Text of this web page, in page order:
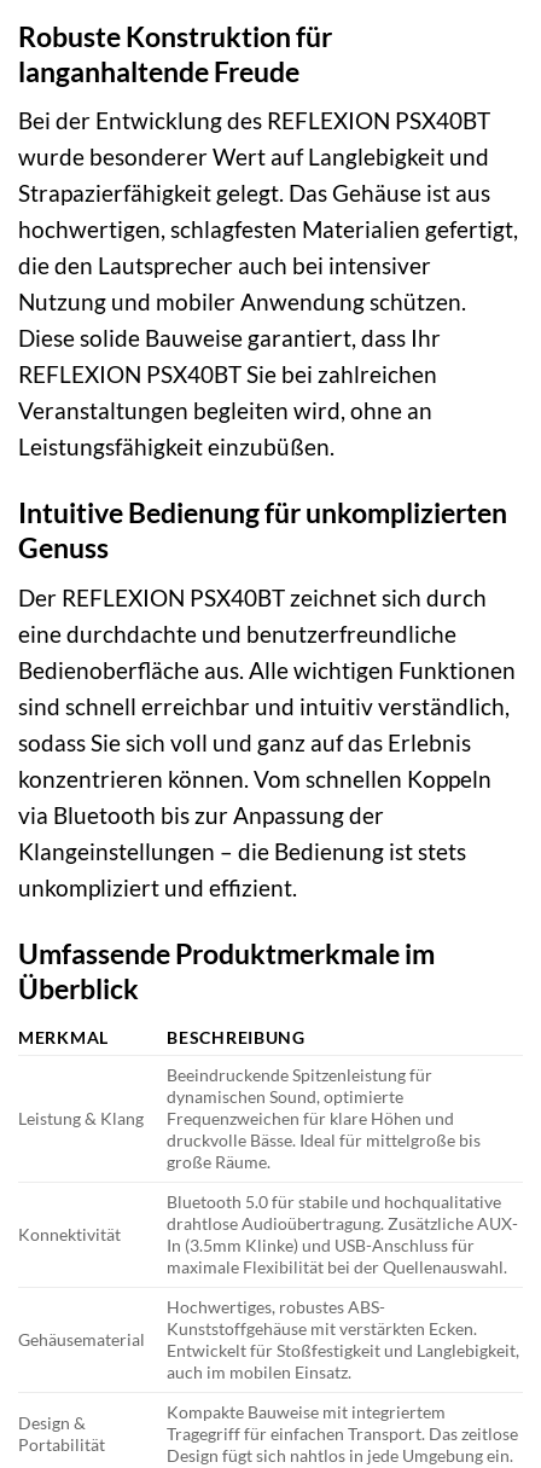
Robuste Konstruktion für
langanhaltende Freude
Bei der Entwicklung des REFLEXION PSX40BT
wurde besonderer Wert auf Langlebigkeit und
Strapazierfähigkeit gelegt. Das Gehäuse ist aus
hochwertigen, schlagfesten Materialien gefertigt,
die den Lautsprecher auch bei intensiver
Nutzung und mobiler Anwendung schützen.
Diese solide Bauweise garantiert, dass Ihr
REFLEXION PSX40BT Sie bei zahlreichen
Veranstaltungen begleiten wird, ohne an
Leistungsfähigkeit einzubüßen.
Intuitive Bedienung für unkomplizierten
Genuss
Der REFLEXION PSX40BT zeichnet sich durch
eine durchdachte und benutzerfreundliche
Bedienoberfläche aus. Alle wichtigen Funktionen
sind schnell erreichbar und intuitiv verständlich,
sodass Sie sich voll und ganz auf das Erlebnis
konzentrieren können. Vom schnellen Koppeln
via Bluetooth bis zur Anpassung der
Klangeinstellungen – die Bedienung ist stets
unkompliziert und effizient.
Umfassende Produktmerkmale im
Überblick
MERKMAL BESCHREIBUNG
Leistung & Klang
Beeindruckende Spitzenleistung für
dynamischen Sound, optimierte
Frequenzweichen für klare Höhen und
druckvolle Bässe. Ideal für mittelgroße bis
große Räume.
Konnektivität
Bluetooth 5.0 für stabile und hochqualitative
drahtlose Audioübertragung. Zusätzliche AUX-
In (3.5mm Klinke) und USB-Anschluss für
maximale Flexibilität bei der Quellenauswahl.
Gehäusematerial
Hochwertiges, robustes ABS-
Kunststoffgehäuse mit verstärkten Ecken.
Entwickelt für Stoßfestigkeit und Langlebigkeit,
auch im mobilen Einsatz.
Design &
Portabilität
Kompakte Bauweise mit integriertem
Tragegriff für einfachen Transport. Das zeitlose
Design fügt sich nahtlos in jede Umgebung ein.